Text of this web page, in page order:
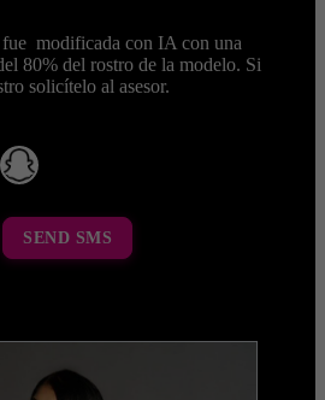
modificada con IA con una
80% del rostro de la modelo. Si
solicítelo al asesor.
Telegram La Celestina
SEND SMS